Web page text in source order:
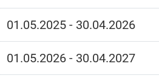
01.05.2025 - 30.04.2026
01.05.2026 - 30.04.2027